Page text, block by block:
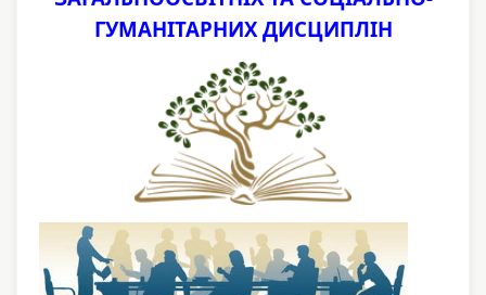
ГУМАНІТАРНИХ ДИСЦИПЛІН